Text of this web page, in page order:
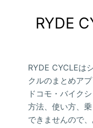
RYDE
RYDE CYCLEは
クルのまとめアプ
ドコモ・バイク
方法、使い方、
できませんので